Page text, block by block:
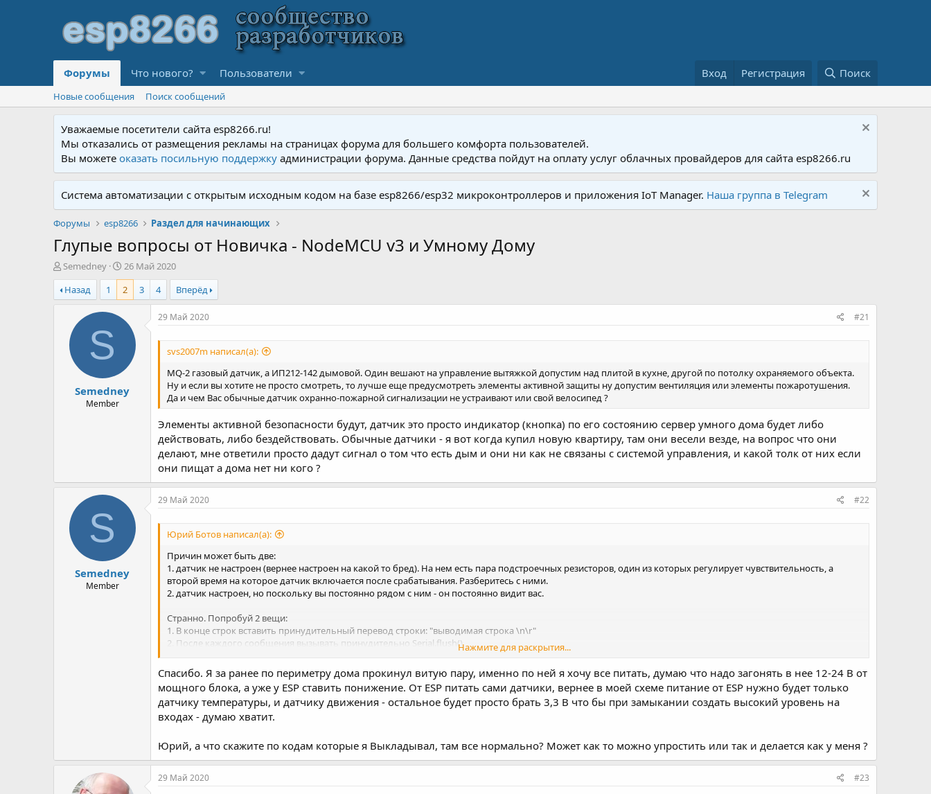
Форумы Что нового? Пользователи Вход Регистрация Поиск
Новые сообщения Поиск сообщений
Уважаемые посетители сайта esp8266.ru!
Мы отказались от размещения рекламы на страницах форума для большего комфорта пользователей.
Вы можетеоказать посильную поддержку администрации форума. Данные средства пойдут на оплату услуг облачных провайдеров для сайта esp8266.ru
Система автоматизации с открытым исходным кодом на базе esp8266/esp32 микроконтроллеров и приложения IoT Manager. Наша группа в Telegram
Форумы esp8266 Раздел для начинающих
Глупые вопросы от Новичка - NodeMCU v3 и Умному Дому
А
в
т
о
м
Semedney
Д
а
т
а
а
л
26 Май 2020
Назад
1 2 3 4 Вперёд
S
Semedney
Member
29 Май 2020 #21
svs2007m написал(а):
MQ-2 газовый датчик, а ИП212-142 дымовой. Один вешают на управление вытяжкой допустим над плитой в кухне, другой по потолку охраняемого объекта.
Ну и если вы хотите не просто смотреть, то лучше еще предусмотреть элементы активной защиты ну допустим вентиляция или элементы пожаротушения.
Да и чем Вас обычные датчик охранно-пожарной сигнализации не устраивают или свой велосипед ?
Элементы активной безопасности будут, датчик это просто индикатор (кнопка) по его состоянию сервер умного дома будет либо
действовать, либо бездействовать. Обычные датчики - я вот когда купил новую квартиру, там они весели везде, на вопрос что они
делают, мне ответили просто дадут сигнал о том что есть дым и они ни как не связаны с системой управления, и какой толк от них если
они пищат а дома нет ни кого ?
S
Semedney
Member
29 Май 2020 #22
Юрий Ботов написал(а):
Причин может быть две:
1. датчик не настроен (вернее настроен на какой то бред). На нем есть пара подстроечных резисторов, один из которых регулирует чувствительность, а
второй время на которое датчик включается после срабатывания. Разберитесь с ними.
2. датчик настроен, но поскольку вы постоянно рядом с ним - он постоянно видит вас.
Странно. Попробуй 2 вещи:
1. В конце строк вставить принудительный перевод строки: "выводимая строка \n\r"
2. После каждого сообщения вызывать принудительно Serial.flush()
Как то так:
Разумеется. Но для тяжелых случаев есть хитрость: как правило частота с которой работает i2c около 100КГц, есть быстрый вариант 400КГц и даже
супербыстрый 1МГц. Ясно что при таких частотах длина проводов не должна быть более 10-20 см. Но можно использовать и медленные режимы (да,
придется поковыряться в настройках библиотеки) 40 и 10 КГц. Последний будет нормально работать и на 1-2 метра (экранированной витой пары разумеется).
В общем-то изначально esp8266 для этого и задумывался - дешевый беспроводной транспорт. По одному датчику на одну esp. Но сейчас народ хочет забить
каждый контроллер "под завязку". Впрочем истина она где-то посередине.
Разумно
Нажмите для раскрытия...
Спасибо. Я за ранее по периметру дома прокинул витую пару, именно по ней я хочу все питать, думаю что надо загонять в нее 12-24 В от
мощного блока, а уже у ESP ставить понижение. От ESP питать сами датчики, вернее в моей схеме питание от ESP нужно будет только
датчику температуры, и датчику движения - остальное будет просто брать 3,3 В что бы при замыкании создать высокий уровень на
входах - думаю хватит.
Юрий, а что скажите по кодам которые я Выкладывал, там все нормально? Может как то можно упростить или так и делается как у меня ?
29 Май 2020 #23